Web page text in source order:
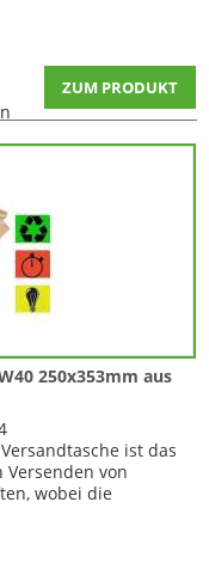
ZUM PRODUKT
250x353mm aus
ist das
von
wobei die
wird